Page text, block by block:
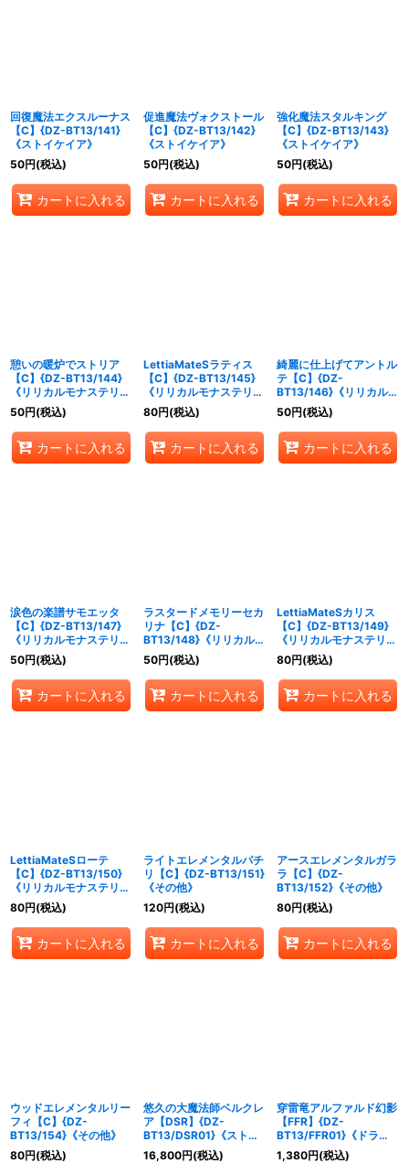
回復魔法エクスルーナス
【C】{DZ-BT13/141}
《ストイケイア》
50円(税込)
カートに入れる
促進魔法ヴォクストール
【C】{DZ-BT13/142}
《ストイケイア》
50円(税込)
カートに入れる
強化魔法スタルキング
【C】{DZ-BT13/143}
《ストイケイア》
50円(税込)
カートに入れる
憩いの暖炉でストリア
【C】{DZ-BT13/144}
《リリカルモナステリ
オ》
50円(税込)
カートに入れる
LettiaMateSラティス
【C】{DZ-BT13/145}
《リリカルモナステリ
オ》
80円(税込)
カートに入れる
綺麗に仕上げてアントル
テ【C】{DZ-
BT13/146}《リリカルモ
ナステリオ》
50円(税込)
カートに入れる
涙色の楽譜サモエッタ
【C】{DZ-BT13/147}
《リリカルモナステリ
オ》
50円(税込)
カートに入れる
ラスタードメモリーセカ
リナ【C】{DZ-
BT13/148}《リリカルモ
ナステリオ》
50円(税込)
カートに入れる
LettiaMateSカリス
【C】{DZ-BT13/149}
《リリカルモナステリ
オ》
80円(税込)
カートに入れる
LettiaMateSローテ
【C】{DZ-BT13/150}
《リリカルモナステリ
オ》
80円(税込)
カートに入れる
ライトエレメンタルパチ
リ【C】{DZ-BT13/151}
《その他》
120円(税込)
カートに入れる
アースエレメンタルガラ
ラ【C】{DZ-
BT13/152}《その他》
80円(税込)
カートに入れる
ウッドエレメンタルリー
フィ【C】{DZ-
BT13/154}《その他》
80円(税込)
悠久の大魔法師ベルクレ
ア【DSR】{DZ-
BT13/DSR01}《ストイ
ケイア》
16,800円(税込)
穿雷竜アルファルド幻影
【FFR】{DZ-
BT13/FFR01}《ドラゴ
ンエンパイア》
1,380円(税込)